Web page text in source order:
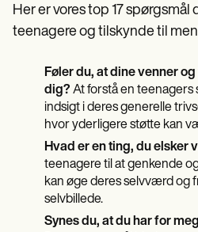
Her er vores top 17
teenagere og tilskynde til
Føler du, at dine venner
dig? At forstå en teenagers
indsigt i deres generelle
hvor yderligere støtte kan
Hvad er en ting, du elsker
teenagere til at genkende
kan øge deres selvværd og
selvbillede.
Synes du, at du har for